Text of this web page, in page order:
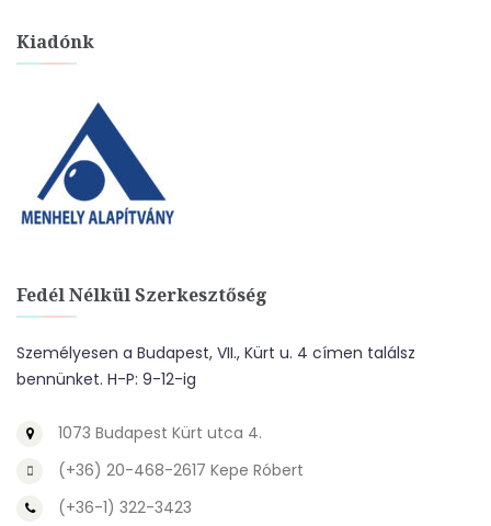
Kiadónk
Fedél Nélkül Szerkesztőség
Személyesen a Budapest, VII., Kürt u. 4 címen találsz
bennünket. H-P: 9-12-ig
1073 Budapest Kürt utca 4.
(+36) 20-468-2617 Kepe Róbert
(+36-1) 322-3423